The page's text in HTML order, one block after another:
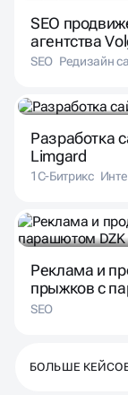
SEO
агентства
SEO Редизайн
Разработка
Limgard
1С-Битрикс
Реклама и
прыжков с
SEO
БОЛЬШЕ КЕЙСОВ